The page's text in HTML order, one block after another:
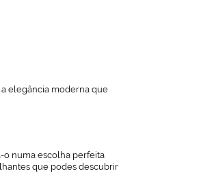
elegância moderna que
o numa escolha perfeita
que podes descubrir